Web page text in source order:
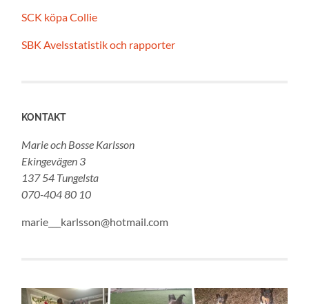
SCK köpa Collie
SBK Avelsstatistik och rapporter
KONTAKT
Marie och Bosse Karlsson
Ekingevägen 3
137 54 Tungelsta
070-404 80 10
marie___karlsson@hotmail.com